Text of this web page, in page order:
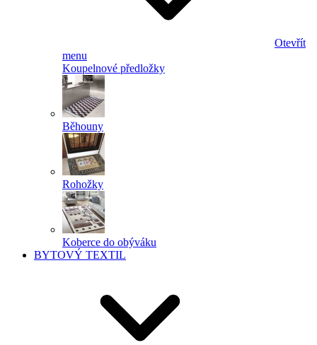
Otevřít
menu
Koupelnové předložky
Běhouny
Rohožky
Koberce do obýváku
BYTOVÝ TEXTIL